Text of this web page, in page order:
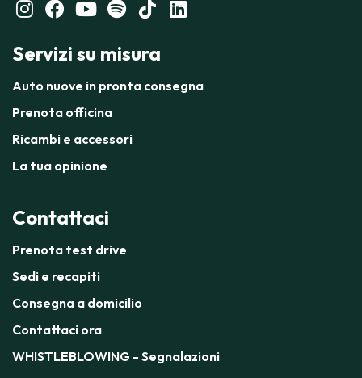
Servizi su misura
Auto nuove in pronta consegna
Prenota officina
Ricambi e accessori
La tua opinione
Contattaci
Prenota test drive
Sedi e recapiti
Consegna a domicilio
Contattaci ora
WHISTLEBLOWING - Segnalazioni